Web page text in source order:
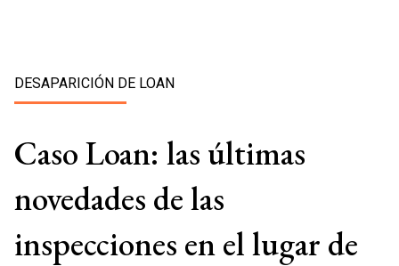
DESAPARICIÓN DE LOAN
Caso Loan: las últimas
novedades de las
inspecciones en el lugar de